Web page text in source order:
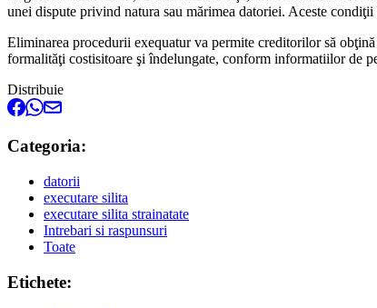
unei dispute privind natura sau mărimea datoriei. Aceste
Eliminarea procedurii exequatur va permite creditorilor să
formalităţi costisitoare şi îndelungate, conform informatiilor de
Distribuie
Categoria:
datorii
executare silita
executare silita strainatate
Intrebari si raspunsuri
Toate
Etichete: